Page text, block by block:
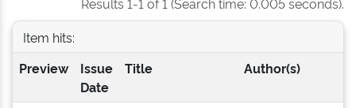
Item hits:
Preview
Issue
Date
Title Author(s)